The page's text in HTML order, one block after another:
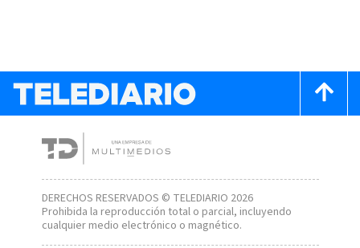
DERECHOS RESERVADOS © TELEDIARIO 2026
Prohibida la reproducción total o parcial, incluyendo
cualquier medio electrónico o magnético.